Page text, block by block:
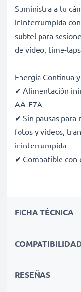
Suministra a tu
ininterrumpida
subtel para
de vídeo, time-
Energía Continua
✔ Alimentación
AA-E7A
✔ Sin pausas para
fotos y vídeos,
ininterrumpida
✔ Compatible con
M54, M50 y más
resistente a roturas
FICHA TÉCNICA
COMPATIBILIDAD
RESEÑAS